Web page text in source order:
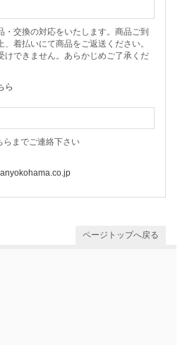
・交換の対応をいたします。商品ご到
着払いにて商品をご返送ください。
けできません。あらかじめご了承くだ
ら
らまでご連絡下さい
ページトップへ戻る